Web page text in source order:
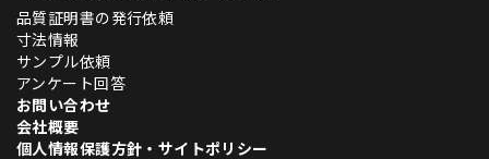
品質証明書の発行依頼
寸法情報
サンプル依頼
アンケート回答
お問い合わせ
会社概要
個人情報保護方針・サイトポリシー